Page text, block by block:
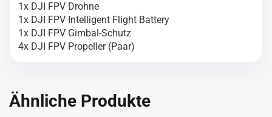
1x DJI FPV Drohne
1x DJI FPV Intelligent Flight Battery
1x DJI FPV Gimbal-Schutz
4x DJI FPV Propeller (Paar)
Ähnliche Produkte